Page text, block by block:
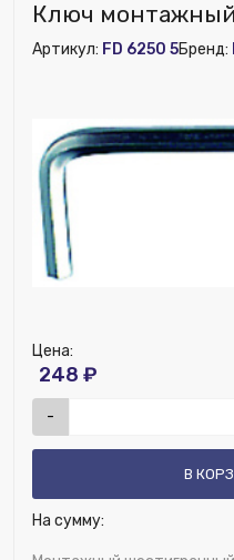
Бренд:
Ключ монтажный
Артикул: FD 6250 5Бренд:
Цена:
248 ₽
-
В
На сумму: